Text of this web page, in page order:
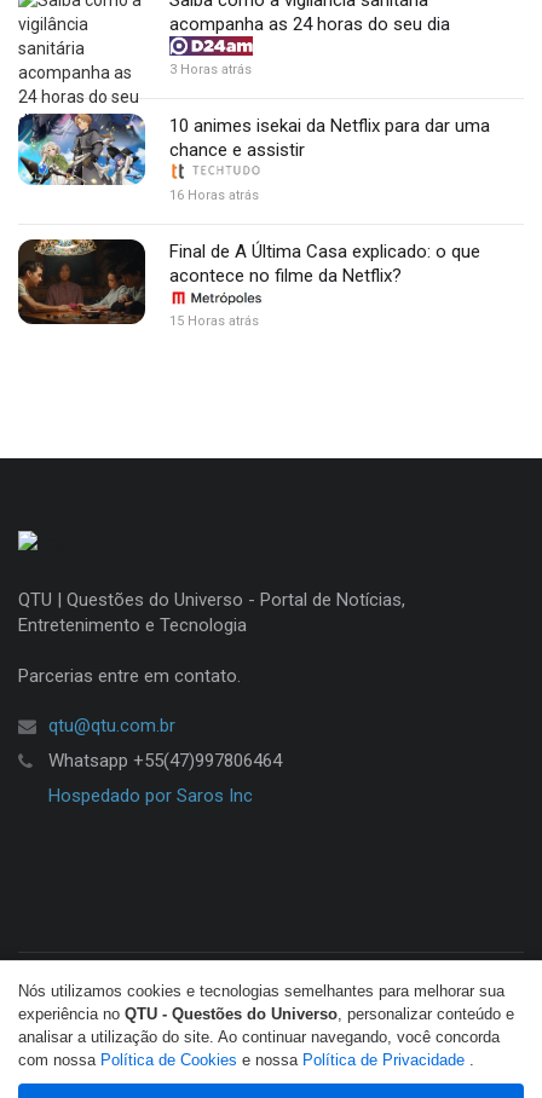
acompanha as 24 horas do seu dia
3 Horas atrás
10 animes isekai da Netflix para dar uma
chance e assistir
16 Horas atrás
Final de A Última Casa explicado: o que
acontece no filme da Netflix?
15 Horas atrás
Nós utilizamos cookies e tecnologias semelhantes para melhorar sua
experiência no QTU - Questões do Universo, personalizar conteúdo e
analisar a utilização do site. Ao continuar navegando, você concorda
com nossa Política de Cookies e nossa Política de Privacidade .
QTU | Questões do Universo - Portal de Notícias,
Entretenimento e Tecnologia
Parcerias entre em contato.
qtu@qtu.com.br
Whatsapp +55(47)997806464
Hospedado por Saros Inc
© Copyright 2026 QTU. Todos os direitos reservados.